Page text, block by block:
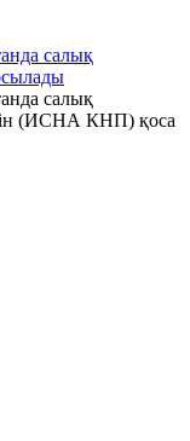
салық
салық
(ИСНА КНП) қоса